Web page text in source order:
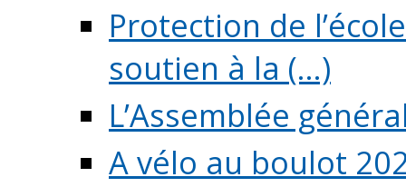
Protection de
soutien à la (...)
L’Assemblée
A vélo au boulot